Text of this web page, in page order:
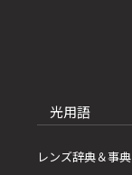
光用語
レンズ辞典＆事典